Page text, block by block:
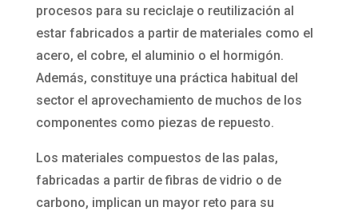
procesos para su reciclaje o reutilización al
estar fabricados a partir de materiales como el
acero, el cobre, el aluminio o el hormigón.
Además, constituye una práctica habitual del
sector el aprovechamiento de muchos de los
componentes como piezas de repuesto.
Los materiales compuestos de las palas,
fabricadas a partir de fibras de vidrio o de
carbono, implican un mayor reto para su